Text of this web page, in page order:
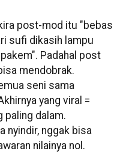
post-mod itu "bebas
sufi dikasih lampu
Padahal post
mendobrak.
seni sama
yang viral =
paling dalam.
nyindir, nggak bisa
nilainya nol.